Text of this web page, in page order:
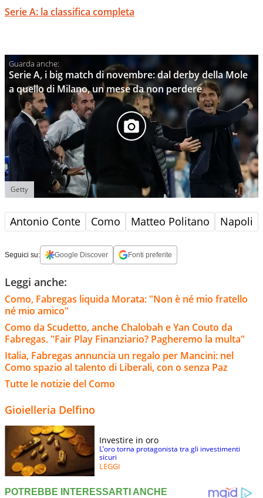
Serie A: la classifica completa
Serie A, i big match di novembre: dal derby della Mole
a quello di Milano, un mese da non perdere
Getty
Antonio Conte Como Matteo Politano Napoli
Seguici su: Google Discover Fonti preferite
Leggi anche:
Como, Fabregas liquida Morata: "Non è né mio fratello
né mio amico"
Como da Scudetto, anche Chalobah e Yan Couto da
Fabregas. "Fair Play Finanziario? Pagheremo la multa"
Italia, Fabregas annuncia un regalo per Mancini: nel
Como spazio al talento di Liberali, con o senza Paz
Tutte le notizie del Como
Gioielleria Delfino
Investire in oro
L’oro torna protagonista tra gli investimenti
sicuri
LEGGI